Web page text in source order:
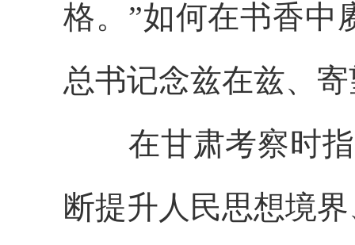
格。”如何在书香中
总书记念兹在兹、
在甘肃考察时指
断提升人民思想境